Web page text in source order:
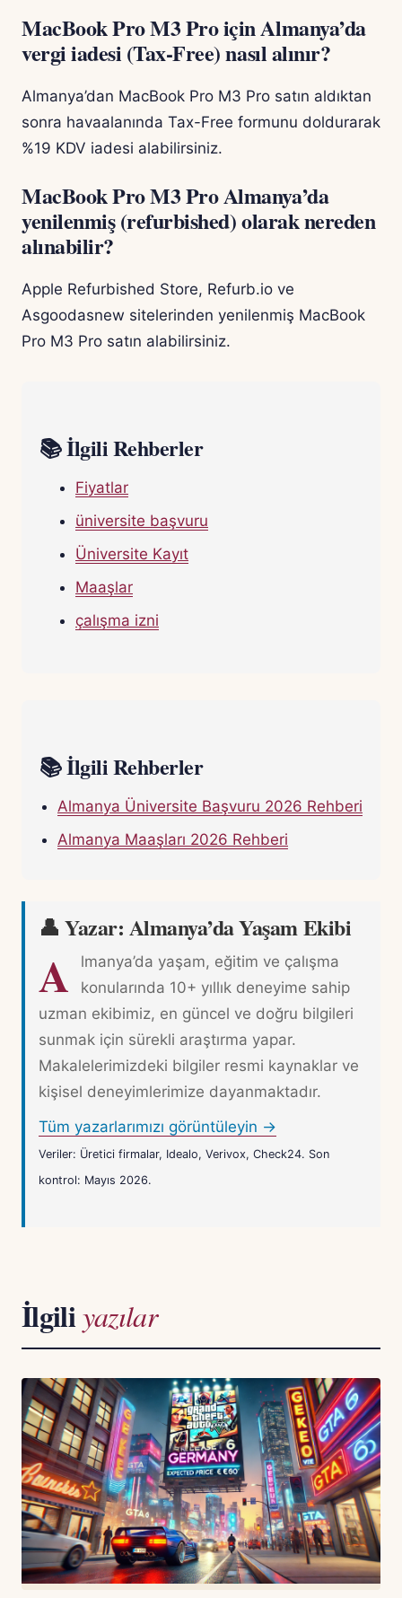
MacBook Pro M3 Pro için Almanya’da
vergi iadesi (Tax-Free) nasıl alınır?
Almanya’dan MacBook Pro M3 Pro satın aldıktan
sonra havaalanında Tax-Free formunu doldurarak
%19 KDV iadesi alabilirsiniz.
MacBook Pro M3 Pro Almanya’da
yenilenmiş (refurbished) olarak nereden
alınabilir?
Apple Refurbished Store, Refurb.io ve
Asgoodasnew sitelerinden yenilenmiş MacBook
Pro M3 Pro satın alabilirsiniz.
📚 İlgili Rehberler
Fiyatlar
üniversite başvuru
Üniversite Kayıt
Maaşlar
çalışma izni
📚 İlgili Rehberler
Almanya Üniversite Başvuru 2026 Rehberi
Almanya Maaşları 2026 Rehberi
👤 Yazar: Almanya’da Yaşam Ekibi
A
lmanya’da yaşam, eğitim ve çalışma
konularında 10+ yıllık deneyime sahip
uzman ekibimiz, en güncel ve doğru bilgileri
sunmak için sürekli araştırma yapar.
Makalelerimizdeki bilgiler resmi kaynaklar ve
kişisel deneyimlerimize dayanmaktadır.
Tüm yazarlarımızı görüntüleyin →
Veriler: Üretici firmalar, Idealo, Verivox, Check24. Son
kontrol: Mayıs 2026.
İlgiliyazılar